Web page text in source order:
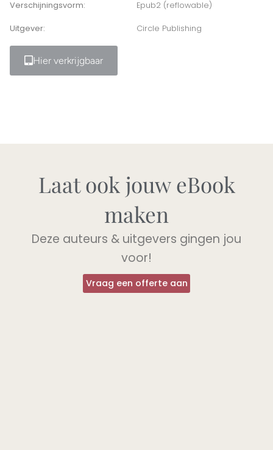
Verschijningsvorm: Epub2 (reflowable)
Uitgever: Circle Publishing
Hier verkrijgbaar
Laat ook jouw eBook
maken
Deze auteurs & uitgevers gingen jou
voor!
Vraag een offerte aan